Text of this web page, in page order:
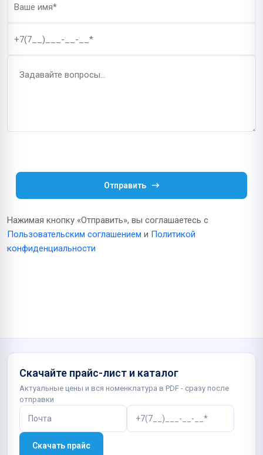
Отправить
Нажимая кнопку «Отправить», вы соглашаетесь с
Пользовательским соглашением и Политикой
конфиденциальности
Скачайте прайс-лист и каталог
Актуальные цены и вся номенклатура в PDF - сразу после
отправки
Скачать прайс